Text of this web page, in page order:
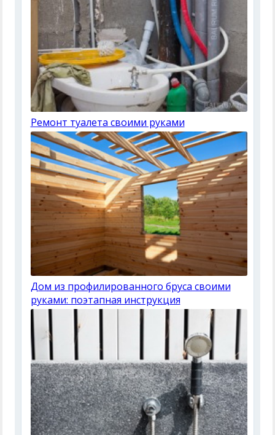
Ремонт туалета своими руками
Дом из профилированного бруса своими
руками: поэтапная инструкция